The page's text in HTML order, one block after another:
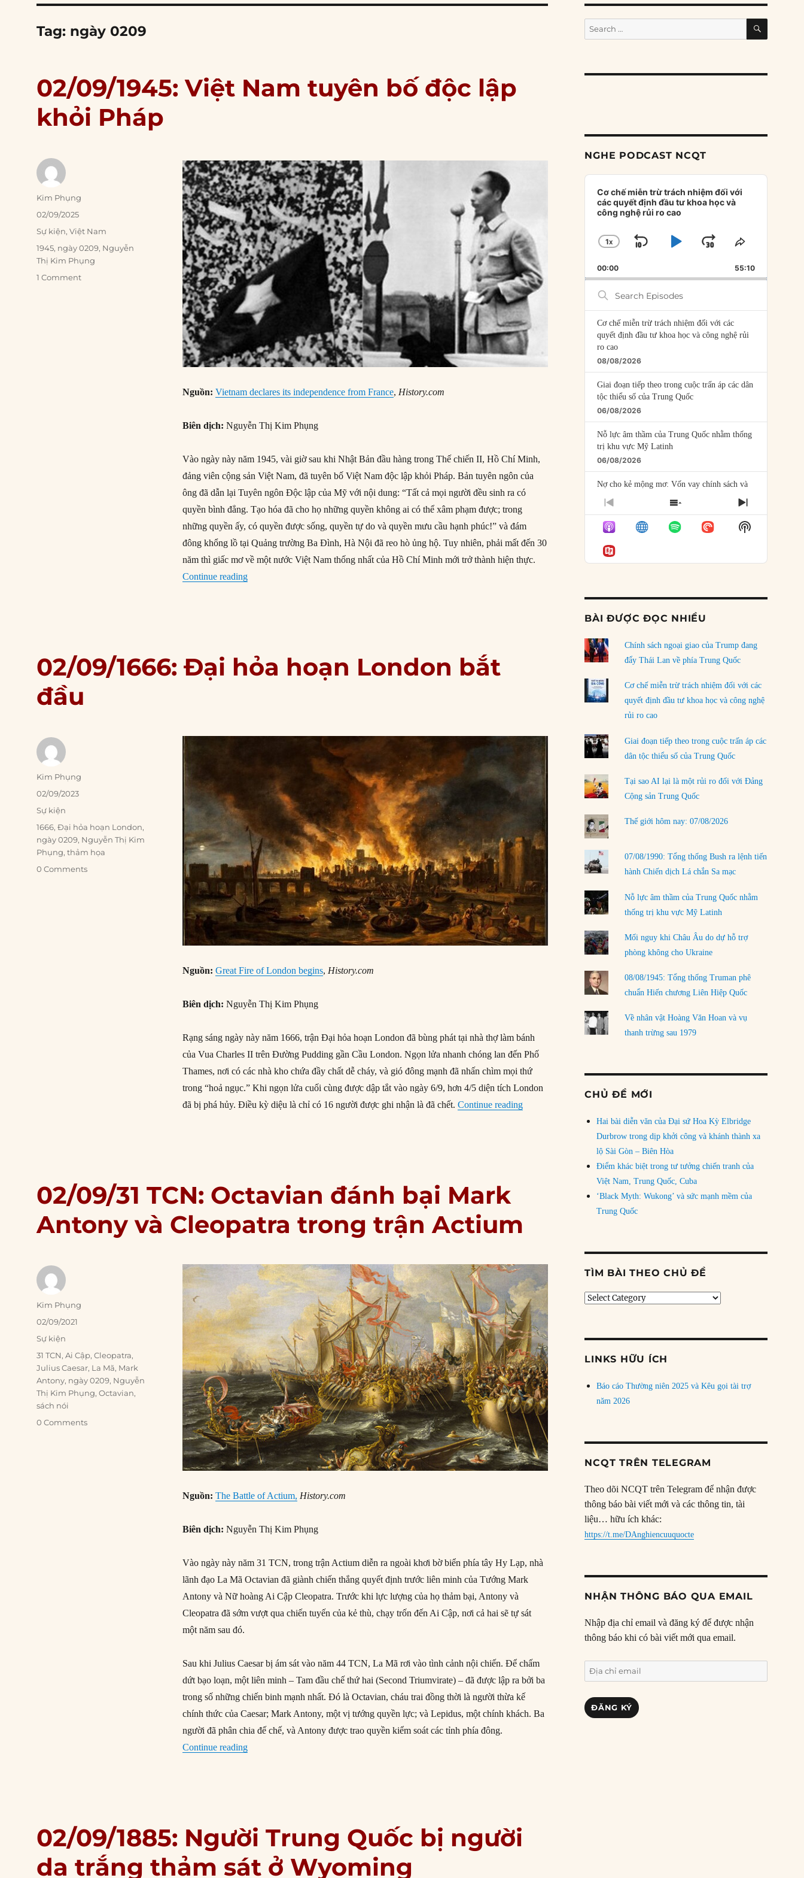
Tag: ngày 0209
02/09/1945: Việt Nam tuyên bố độc lập
khỏi Pháp
Nguồn:Vietnam declares its independence from France, History.com
Biên dịch: Nguyễn Thị Kim Phụng
Vào ngày này năm 1945, vài giờ sau khi Nhật Bản đầu hàng trong Thế chiến II, Hồ Chí Minh,
đảng viên cộng sản Việt Nam, đã tuyên bố Việt Nam độc lập khỏi Pháp. Bản tuyên ngôn của
ông đã dẫn lại Tuyên ngôn Độc lập của Mỹ với nội dung: “Tất cả mọi người đều sinh ra có
quyền bình đẳng. Tạo hóa đã cho họ những quyền không ai có thể xâm phạm được; trong
những quyền ấy, có quyền được sống, quyền tự do và quyền mưu cầu hạnh phúc!” và đám
đông khổng lồ tại Quảng trường Ba Đình, Hà Nội đã reo hò ủng hộ. Tuy nhiên, phải mất đến 30
năm thì giấc mơ về một nước Việt Nam thống nhất của Hồ Chí Minh mới trở thành hiện thực.
Continue reading“02/09/1945: Việt Nam tuyên bố độc lập khỏi Pháp”
Author
Kim Phụng
Posted
02/09/2025
Categories
Sự kiện,Việt Nam
Tags
1945, ngày 0209, Nguyễn
Thị Kim Phụng
1 Comment
02/09/1666: Đại hỏa hoạn London bắt
đầu
Nguồn:Great Fire of London begins, History.com
Biên dịch:Nguyễn Thị Kim Phụng
Rạng sáng ngày này năm 1666, trận Đại hỏa hoạn London đã bùng phát tại nhà thợ làm bánh
của Vua Charles II trên Đường Pudding gần Cầu London. Ngọn lửa nhanh chóng lan đến Phố
Thames, nơi có các nhà kho chứa đầy chất dễ cháy, và gió đông mạnh đã nhấn chìm mọi thứ
trong “hoả ngục.” Khi ngọn lửa cuối cùng được dập tắt vào ngày 6/9, hơn 4/5 diện tích London
đã bị phá hủy. Điều kỳ diệu là chỉ có 16 người được ghi nhận là đã chết.Continue reading“02/09/1666: Đại hỏa hoạn London bắt đầu”
Author
Kim Phụng
Posted
02/09/2023
Categories
Sự kiện
Tags
1666,Đại hỏa hoạn London,
ngày 0209, Nguyễn Thị Kim
Phụng,thảm họa
0 Comments
02/09/31 TCN: Octavian đánh bại Mark
Antony và Cleopatra trong trận Actium
Nguồn:The Battle of Actium, History.com
Biên dịch: Nguyễn Thị Kim Phụng
Vào ngày này năm 31 TCN, trong trận Actium diễn ra ngoài khơi bờ biển phía tây Hy Lạp, nhà
lãnh đạo La Mã Octavian đã giành chiến thắng quyết định trước liên minh của Tướng Mark
Antony và Nữ hoàng Ai Cập Cleopatra. Trước khi lực lượng của họ thảm bại, Antony và
Cleopatra đã sớm vượt qua chiến tuyến của kẻ thù, chạy trốn đến Ai Cập, nơi cả hai sẽ tự sát
một năm sau đó.
Sau khi Julius Caesar bị ám sát vào năm 44 TCN, La Mã rơi vào tình cảnh nội chiến. Để chấm
dứt bạo loạn, một liên minh – Tam đầu chế thứ hai (Second Triumvirate) – đã được lập ra bởi ba
trong số những chiến binh mạnh nhất. Đó là Octavian, cháu trai đồng thời là người thừa kế
chính thức của Caesar; Mark Antony, một vị tướng quyền lực; và Lepidus, một chính khách. Ba
người đã phân chia đế chế, và Antony được trao quyền kiểm soát các tỉnh phía đông.
Continue reading“02/09/31 TCN: Octavian đánh bại Mark Antony và Cleopatra trong trận Actium”
Author
Kim Phụng
Posted
02/09/2021
Categories
Sự kiện
Tags
31 TCN,Ai Cập,Cleopatra,
Julius Caesar, La Mã, Mark
Antony, ngày 0209, Nguyễn
Thị Kim Phụng,Octavian,
sách nói
0 Comments
02/09/1885: Người Trung Quốc bị người
da trắng thảm sát ở Wyoming
Search
for:
SEARCH
NGHE PODCAST NCQT
Audio
Player
Cơ chế miễn trừ trách nhiệm đối với
các quyết định đầu tư khoa học và
công nghệ rủi ro cao
CHANGE
RATE
1X
SKIP
BACKWARD
PLAYJUMP
FORWARD
SHARE
EPISODE
00:00 55:10
Search
Episodes
Cơ chế miễn trừ trách nhiệm đối với các
quyết định đầu tư khoa học và công nghệ rủi
ro cao
08/08/2026
Giai đoạn tiếp theo trong cuộc trấn áp các dân
tộc thiểu số của Trung Quốc
06/08/2026
Nỗ lực âm thầm của Trung Quốc nhằm thống
trị khu vực Mỹ Latinh
06/08/2026
Nợ cho kẻ mộng mơ: Vốn vay chính sách và
giới hạn của việc cho startup vay vốn
Mỹ Latinh đang trở thành “phòng thí nghiệm”
của phe cánh hữu mới
04/08/2026
Ngoại trưởng Nhật Bản?
Dương
03/08/2026
Đặt cược vào thất bại: Các quỹ đầu tư mạo
hiểm quốc gia và khía cạnh chính trị của vốn
02/08/2026
Làm thế nào để kết thúc Chiến tranh Iran?
01/08/2026
Chiến lược kế tiếp của Bắc Kinh ở Biển Đông
31/07/2026
LOAD MORE
PREVIOUS
EPISODE
SHOW
EPISODES
LIST
NEXT
EPISODE
Show
Podcast
BÀI ĐƯỢC ĐỌC NHIỀU
Chính sách ngoại giao của Trump đang
đẩy Thái Lan về phía Trung Quốc
Cơ chế miễn trừ trách nhiệm đối với các
quyết định đầu tư khoa học và công nghệ
rủi ro cao
Giai đoạn tiếp theo trong cuộc trấn áp các
dân tộc thiểu số của Trung Quốc
Tại sao AI lại là một rủi ro đối với Đảng
Cộng sản Trung Quốc
Thế giới hôm nay: 07/08/2026
07/08/1990: Tổng thống Bush ra lệnh tiến
hành Chiến dịch Lá chắn Sa mạc
Nỗ lực âm thầm của Trung Quốc nhằm
thống trị khu vực Mỹ Latinh
Mối nguy khi Châu Âu do dự hỗ trợ
phòng không cho Ukraine
08/08/1945: Tổng thống Truman phê
chuẩn Hiến chương Liên Hiệp Quốc
Về nhân vật Hoàng Văn Hoan và vụ
thanh trừng sau 1979
CHỦ ĐỀ MỚI
Hai bài diễn văn của Đại sứ Hoa Kỳ Elbridge
Durbrow trong dịp khởi công và khánh thành xa
lộ Sài Gòn – Biên Hòa
Điểm khác biệt trong tư tưởng chiến tranh của
Việt Nam, Trung Quốc, Cuba
‘Black Myth: Wukong’ và sức mạnh mềm của
Trung Quốc
TÌM BÀI THEO CHỦ ĐỀ
Tìm
LINKS HỮU ÍCH
Báo cáo Thường niên 2025 và Kêu gọi tài trợ
năm 2026
NCQT TRÊN TELEGRAM
Theo dõi NCQT trên Telegram để nhận được
thông báo bài viết mới và các thông tin, tài
liệu… hữu ích khác:
https://t.me/DAnghiencuuquocte
NHẬN THÔNG BÁO QUA EMAIL
Nhập địa chỉ email và đăng ký để được nhận
thông báo khi có bài viết mới qua email.
Địa
chỉ
email
ĐĂNG KÝ